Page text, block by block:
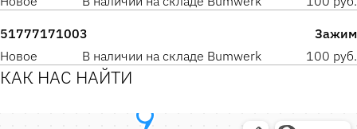
51777171003
Зажим
Новое
В наличии на складе Bumwerk 100 руб.
КАК НАС НАЙТИ